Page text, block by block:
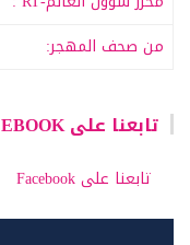
من صحف المهجر:
تابعنا على FACEBOOK
تابعنا على Facebook